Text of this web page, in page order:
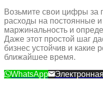
Возьмите свои цифры за
расходы на постоянные
маржинальность и
Даже этот простой шаг
бизнес устойчив и
ближайшее время.
WhatsApp